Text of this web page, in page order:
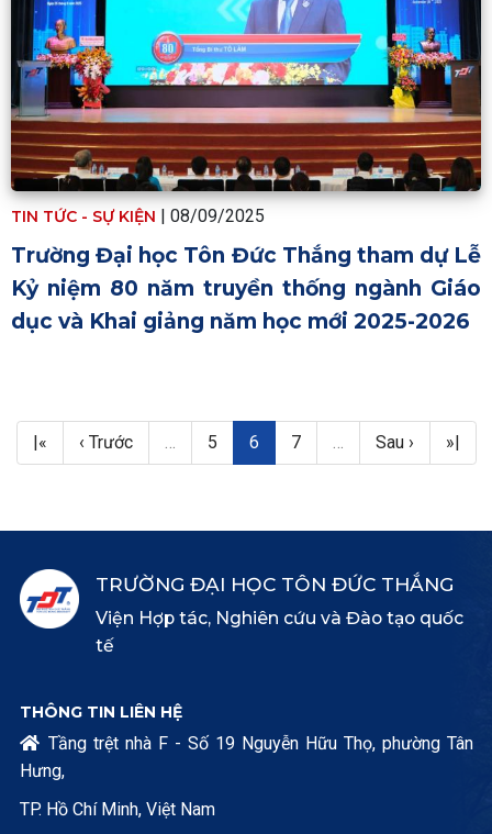
TIN TỨC - SỰ KIỆN 08/09/2025
Trường Đại học Tôn Đức Thắng tham dự Lễ
Kỷ niệm 80 năm truyền thống ngành Giáo
dục và Khai giảng năm học mới 2025-2026
First page
|« Trang trước
‹ Trước … Search
5 Trang hiện thời
6 Search
7 … Next page
Sau › Last
»|
TRƯỜNG ĐẠI HỌC TÔN ĐỨC THẮNG
Viện Hợp tác, Nghiên cứu và Đào tạo quốc
tế
THÔNG TIN LIÊN HỆ
 Tầng trệt nhà F - Số 19 Nguyễn Hữu Thọ, phường Tân
Hưng,
TP. Hồ Chí Minh, Việt Nam